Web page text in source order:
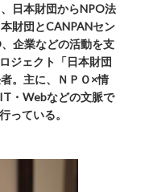
日本財団からNPO法
財団とCANPANセン
企業などの活動を支
ジェクト「日本財団
。主に、ＮＰＯ×情
・Webなどの文脈で
っている。